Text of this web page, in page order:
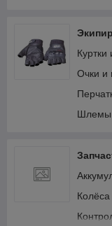
Куртки
Очки и
Шлемы